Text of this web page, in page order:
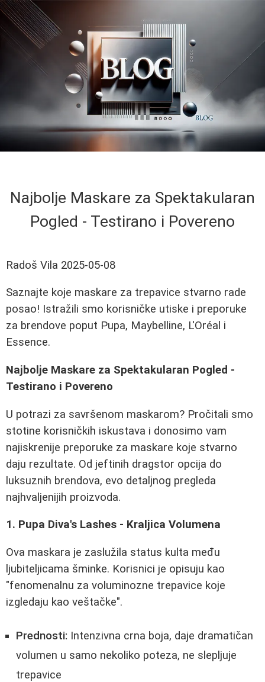
Najbolje Maskare za Spektakularan
Pogled - Testirano i Povereno
Radoš Vila 2025-05-08
Saznajte koje maskare za trepavice stvarno rade
posao! Istražili smo korisničke utiske i preporuke
za brendove poput Pupa, Maybelline, L'Oréal i
Essence.
Najbolje Maskare za Spektakularan Pogled -
Testirano i Povereno
U potrazi za savršenom maskarom? Pročitali smo
stotine korisničkih iskustava i donosimo vam
najiskrenije preporuke za maskare koje stvarno
daju rezultate. Od jeftinih dragstor opcija do
luksuznih brendova, evo detaljnog pregleda
najhvaljenijih proizvoda.
1. Pupa Diva's Lashes - Kraljica Volumena
Ova maskara je zaslužila status kulta među
ljubiteljicama šminke. Korisnici je opisuju kao
"fenomenalnu za voluminozne trepavice koje
izgledaju kao veštačke".
Prednosti: Intenzivna crna boja, daje dramatičan
volumen u samo nekoliko poteza, ne slepljuje
trepavice